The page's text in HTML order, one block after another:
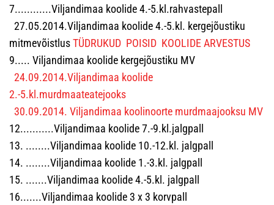
7............Viljandimaa koolide 4.-5.kl.rahvastepall
27.05.2014.Viljandimaa koolide 4.-5.kl. kergejõustiku
mitmevõistlusTÜDRUKUD POISID KOOLIDE ARVESTUS
9..... Viljandimaa koolide kergejõustiku MV
24.09.2014.Viljandimaa koolide
2.-5.kl.murdmaateatejooks
30.09.2014. Viljandimaa koolinoorte murdmaajooksu MV
12...........Viljandimaa koolide 7.-9.kl.jalgpall
13. ........Viljandimaa koolide 10.-12.kl. jalgpall
14. ........Viljandimaa koolide 1.-3.kl. jalgpall
15. .......Viljandimaa koolide 4.-5.kl. jalgpall
16.......Viljandimaa koolide 3 x 3 korvpall